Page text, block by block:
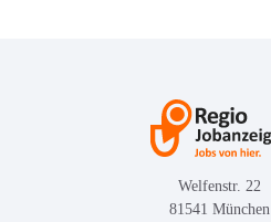
Welfenstr. 22
81541 München